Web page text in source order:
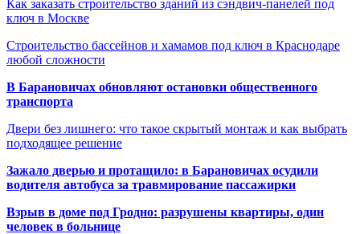
Как заказать строительство зданий из сэндвич-панелей под
ключ в Москве
Строительство бассейнов и хамамов под ключ в Краснодаре
любой сложности
В Барановичах обновляют остановки общественного
транспорта
Двери без лишнего: что такое скрытый монтаж и как выбрать
подходящее решение
Зажало дверью и протащило: в Барановичах осудили
водителя автобуса за травмирование пассажирки
Взрыв в доме под Гродно: разрушены квартиры, один
человек в больнице